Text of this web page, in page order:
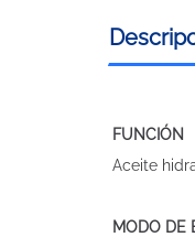
FUNCIÓN
Aceite
MODO DE